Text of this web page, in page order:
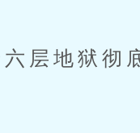
层地狱彻